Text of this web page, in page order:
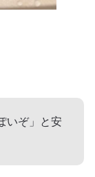
いぞ」と安